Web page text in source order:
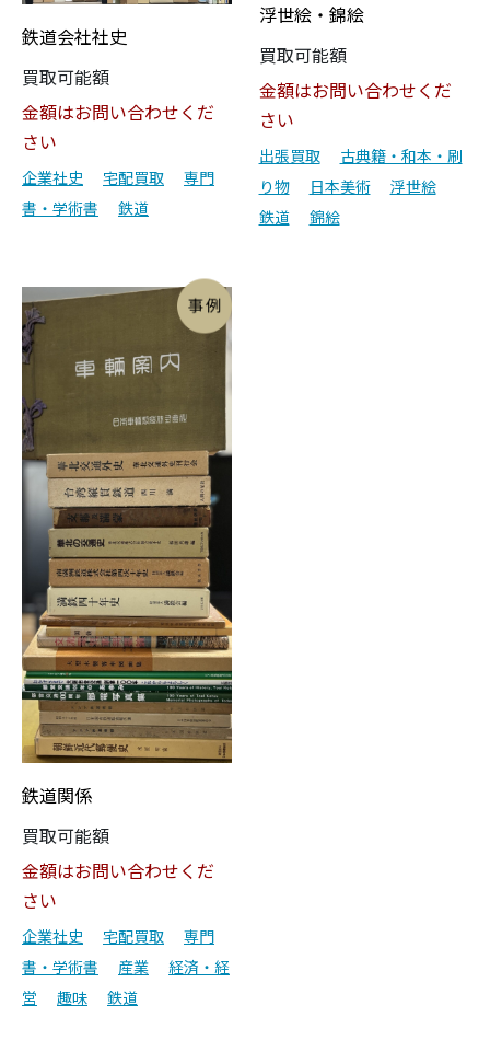
鉄道会社社史
買取可能額
金額はお問い合わせくだ
さい
企業社史 宅配買取
専門
書・学術書
鉄道
浮世絵・錦絵
買取可能額
金額はお問い合わせくだ
さい
出張買取
古典籍・和本・刷
り物
日本美術
浮世絵
鉄道
錦絵
鉄道関係
買取可能額
金額はお問い合わせくだ
さい
企業社史 宅配買取
専門
書・学術書
産業
経済・経
営
趣味 鉄道